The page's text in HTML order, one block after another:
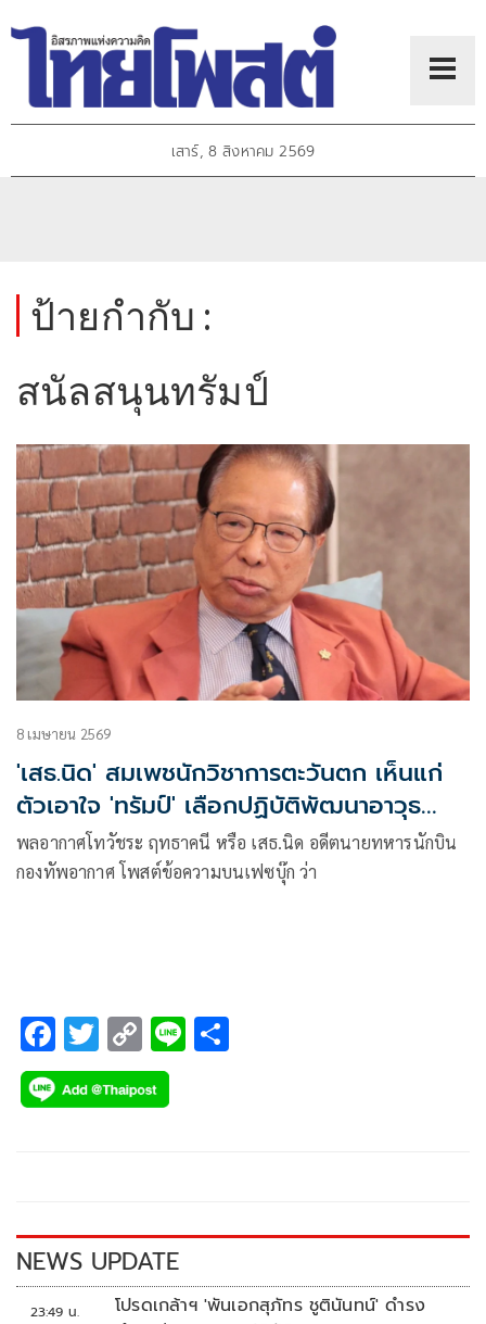
เสาร์, 8 สิงหาคม 2569
ป้ายกำกับ :
สนัลสนุนทรัมป์
8 เมษายน 2569
'เสธ.นิด' สมเพชนักวิชาการตะวันตก เห็นแก่
ตัวเอาใจ 'ทรัมป์' เลือกปฏิบัติพัฒนาอาวุธ
นิวเคลียร์
พลอากาศโทวัชระ ฤทธาคนี หรือ เสธ.นิด อดีตนายทหารนักบิน
กองทัพอากาศ โพสต์ข้อความบนเฟซบุ๊ก ว่า
F
ac
e
k
T
wi
tt
C
o
p
k
Li
NEWS UPDATE
23:49 น.
โปรดเกล้าฯ 'พันเอกสุภัทร ชูตินันทน์' ดำรง